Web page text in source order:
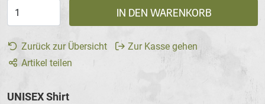
IN DEN WARENKORB
Zurück zur Übersicht
Zur Kasse gehen
Artikel teilen
UNISEX Shirt